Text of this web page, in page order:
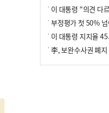
李, 보완수사권 폐